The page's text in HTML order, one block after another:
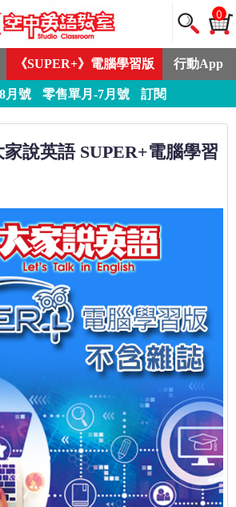
0
《SUPER+》電腦學習版 行動App
月號 零售單月-7月號 訂閱
家說英語 SUPER+電腦學習